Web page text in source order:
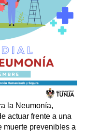
la Neumonía,
actuar frente a una
muerte prevenibles a